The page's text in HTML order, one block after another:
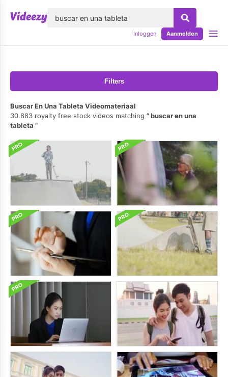
Inloggen Aanmelden
Filters
Buscar En Una Tableta Videomateriaal
30.883 royalty free stock videos matching
buscar en una
tableta